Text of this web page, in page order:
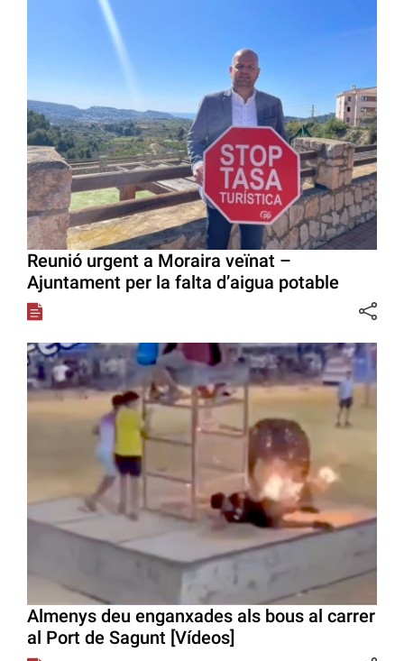
Reunió urgent a Moraira veïnat –
Ajuntament per la falta d’aigua potable
Almenys deu enganxades als bous al carrer
al Port de Sagunt [Vídeos]